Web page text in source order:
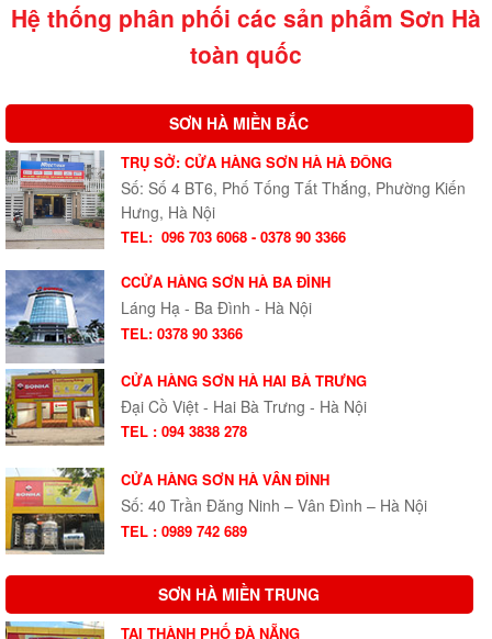
Hệ thống phân phối các sản phẩm Sơn Hà
toàn quốc
SƠN HÀ MIỀN BẮC
TRỤ SỞ: CỬA HÀNG SƠN HÀ HÀ ĐÔNG
Số: Số 4 BT6, Phố Tống Tất Thắng, Phường Kiến
Hưng, Hà Nội
TEL: 096 703 6068 - 0378 90 3366
CCỬA HÀNG SƠN HÀ BA ĐÌNH
Láng Hạ - Ba Đình - Hà Nội
TEL: 0378 90 3366
CỬA HÀNG SƠN HÀ HAI BÀ TRƯNG
Đại Cồ Việt - Hai Bà Trưng - Hà Nội
TEL : 094 3838 278
CỬA HÀNG SƠN HÀ VÂN ĐÌNH
Số: 40 Trần Đăng Ninh – Vân Đình – Hà Nội
TEL : 0989 742 689
SƠN HÀ MIỀN TRUNG
TẠI THÀNH PHỐ ĐÀ NẴNG